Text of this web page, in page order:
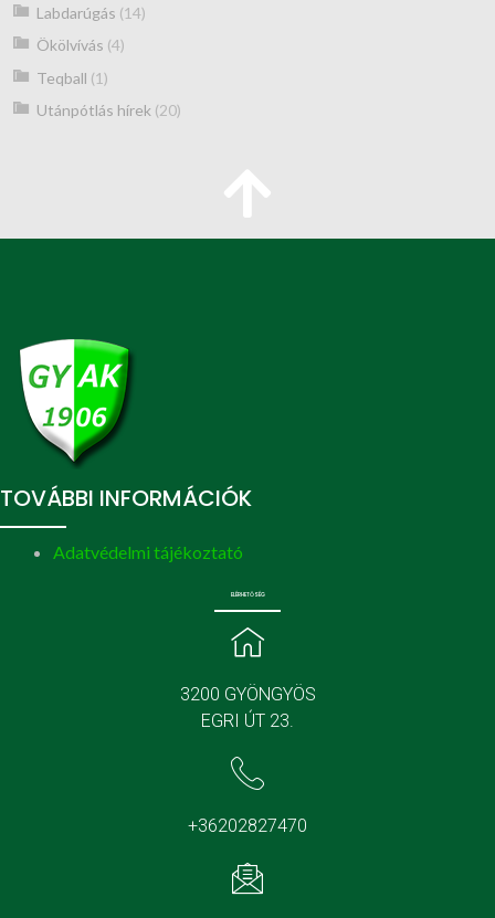
Labdarúgás (14)
Ökölvívás (4)
Teqball (1)
Utánpótlás hírek (20)
TOVÁBBI INFORMÁCIÓK
Adatvédelmi tájékoztató
ELÉRHETŐSÉG
3200 GYÖNGYÖS
EGRI ÚT 23.
+36202827470